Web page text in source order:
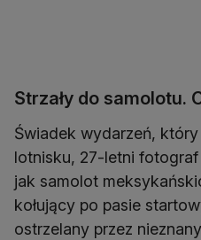
Strzały do samolotu.
Świadek wydarzeń, który
lotnisku, 27-letni fotograf
jak samolot
kołujący po pasie
ostrzelany przez